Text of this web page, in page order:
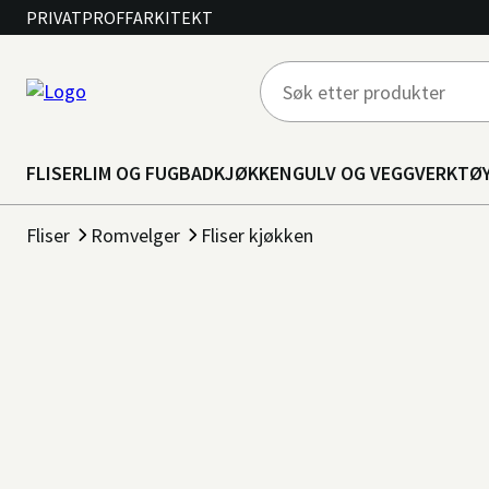
PRIVATPROFFARKITEKT
FLISERLIM OG FUGBADKJØKKENGULV OG VEGG
Fliser Romvelger Fliser kjøkken